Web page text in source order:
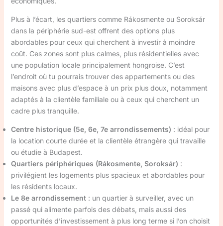
Plus à l’écart, les quartiers comme Rákosmente ou Soroksár
dans la périphérie sud-est offrent des options plus
abordables pour ceux qui cherchent à investir à moindre
coût. Ces zones sont plus calmes, plus résidentielles avec
une population locale principalement hongroise. C’est
l’endroit où tu pourrais trouver des appartements ou des
maisons avec plus d’espace à un prix plus doux, notamment
adaptés à la clientèle familiale ou à ceux qui cherchent un
cadre plus tranquille.
Centre historique (5e, 6e, 7e arrondissements) : idéal pour
la location courte durée et la clientèle étrangère qui travaille
ou étudie à Budapest.
Quartiers périphériques (Rákosmente, Soroksár) :
privilégient les logements plus spacieux et abordables pour
les résidents locaux.
Le 8e arrondissement: un quartier à surveiller, avec un
passé qui alimente parfois des débats, mais aussi des
opportunités d’investissement à plus long terme si l’on choisit